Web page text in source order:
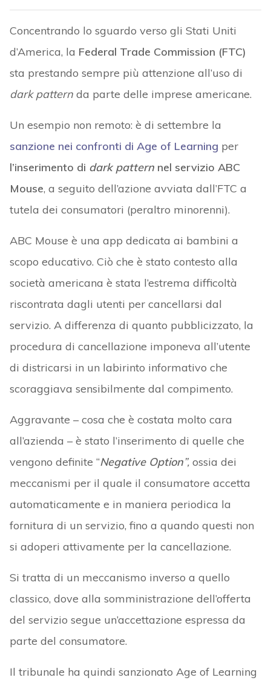
Concentrando lo sguardo verso gli Stati Uniti
d’America, la Federal Trade Commission (FTC)
sta prestando sempre più attenzione all’uso di
dark patternda parte delle imprese americane.
Un esempio non remoto: è di settembre la
sanzione nei confronti di Age of Learning per
l’inserimento di dark patternnel servizio ABC
Mouse, a seguito dell’azione avviata dall’FTC a
tutela dei consumatori (peraltro minorenni).
ABC Mouse è una app dedicata ai bambini a
scopo educativo. Ciò che è stato contesto alla
società americana è stata l’estrema difficoltà
riscontrata dagli utenti per cancellarsi dal
servizio. A differenza di quanto pubblicizzato, la
procedura di cancellazione imponeva all’utente
di districarsi in un labirinto informativo che
scoraggiava sensibilmente dal compimento.
Aggravante – cosa che è costata molto cara
all’azienda – è stato l’inserimento di quelle che
vengono definite “Negative Option”,ossia dei
meccanismi per il quale il consumatore accetta
automaticamente e in maniera periodica la
fornitura di un servizio, fino a quando questi non
si adoperi attivamente per la cancellazione.
Si tratta di un meccanismo inverso a quello
classico, dove alla somministrazione dell’offerta
del servizio segue un’accettazione espressa da
parte del consumatore.
Il tribunale ha quindi sanzionato Age of Learning